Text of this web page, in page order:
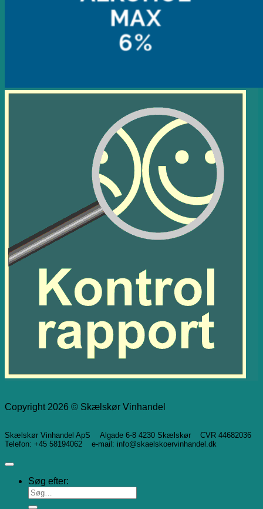
Copyright 2026 © Skælskør Vinhandel
Skælskør Vinhandel ApS Algade 6-8 4230 Skælskør CVR 44682036
Telefon: +45 58194062 e-mail: info@skaelskoervinhandel.dk
Søg efter: